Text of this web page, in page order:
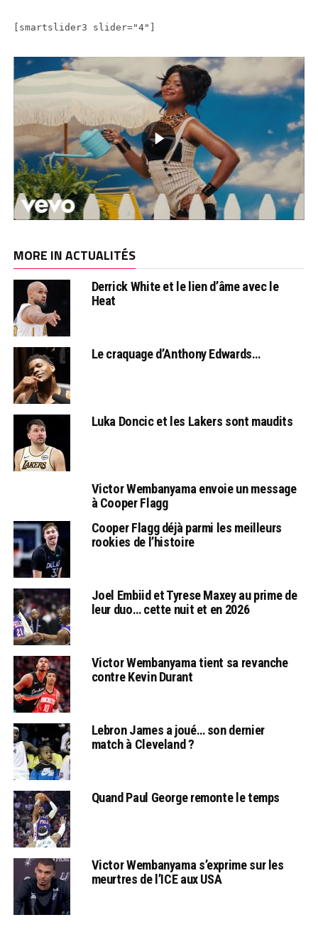
[smartslider3 slider="4"]
MORE IN ACTUALITÉS
Derrick White et le lien d’âme avec le
Heat
Le craquage d’Anthony Edwards…
Luka Doncic et les Lakers sont maudits
Victor Wembanyama envoie un message
à Cooper Flagg
Cooper Flagg déjà parmi les meilleurs
rookies de l’histoire
Joel Embiid et Tyrese Maxey au prime de
leur duo… cette nuit et en 2026
Victor Wembanyama tient sa revanche
contre Kevin Durant
Lebron James a joué… son dernier
match à Cleveland ?
Quand Paul George remonte le temps
Victor Wembanyama s’exprime sur les
meurtres de l’ICE aux USA